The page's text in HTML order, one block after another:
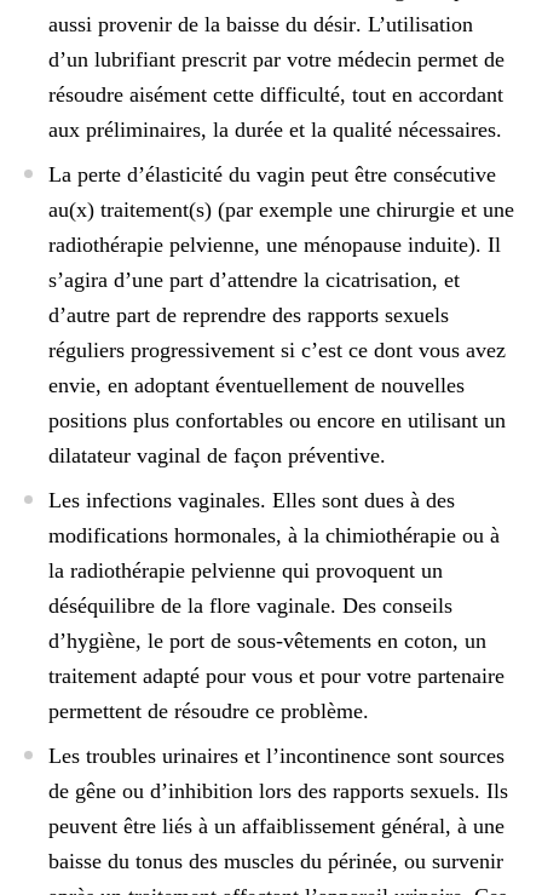
aussi provenir de la baisse du désir. L’utilisation
d’un lubrifiant prescrit par votre médecin permet de
résoudre aisément cette difficulté, tout en accordant
aux préliminaires, la durée et la qualité nécessaires.
La perte d’élasticité du vagin peut être consécutive
au(x) traitement(s) (par exemple une chirurgie et une
radiothérapie pelvienne, une ménopause induite). Il
s’agira d’une part d’attendre la cicatrisation, et
d’autre part de reprendre des rapports sexuels
réguliers progressivement si c’est ce dont vous avez
envie, en adoptant éventuellement de nouvelles
positions plus confortables ou encore en utilisant un
dilatateur vaginal de façon préventive.
Les infections vaginales. Elles sont dues à des
modifications hormonales, à la chimiothérapie ou à
la radiothérapie pelvienne qui provoquent un
déséquilibre de la flore vaginale. Des conseils
d’hygiène, le port de sous-vêtements en coton, un
traitement adapté pour vous et pour votre partenaire
permettent de résoudre ce problème.
Les troubles urinaires et l’incontinence sont sources
de gêne ou d’inhibition lors des rapports sexuels. Ils
peuvent être liés à un affaiblissement général, à une
baisse du tonus des muscles du périnée, ou survenir